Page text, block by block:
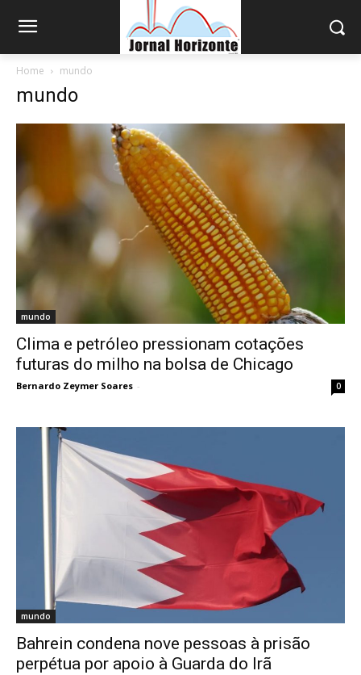
Home mundo
mundo
mundo
Clima e petróleo pressionam cotações
futuras do milho na bolsa de Chicago
Bernardo Zeymer Soares - 0
mundo
Bahrein condena nove pessoas à prisão
perpétua por apoio à Guarda do Irã